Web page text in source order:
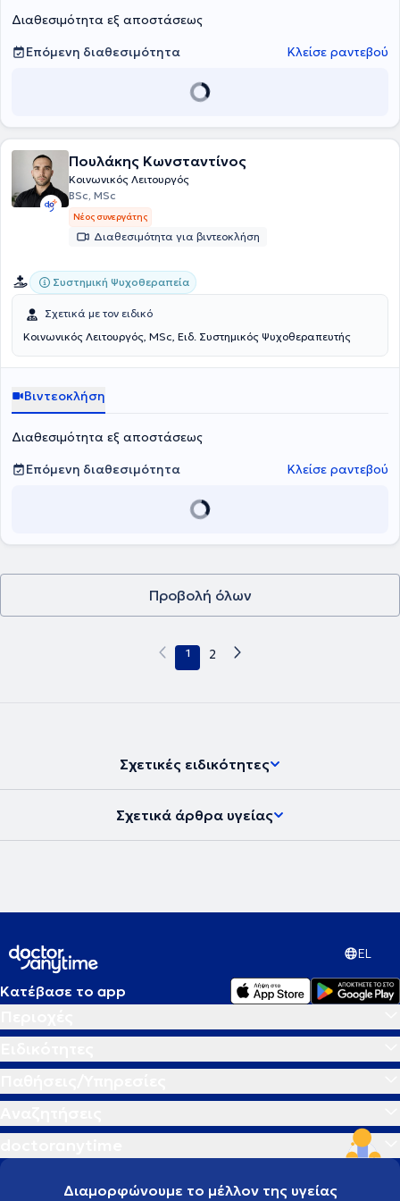
Υποστήριξης.
Διαθεσιμότητα εξ αποστάσεως
Επόμενη διαθεσιμότητα
Κλείσε ραντεβού
Πουλάκης Κωνσταντίνος
Κοινωνικός Λειτουργός
BSc, MSc
Νέος συνεργάτης
Διαθεσιμότητα για βιντεοκλήση
Συστημική Ψυχοθεραπεία
Σχετικά με τον ειδικό
Κοινωνικός Λειτουργός, MSc, Ειδ. Συστημικός Ψυχοθεραπευτής
Βιντεοκλήση
Διαθεσιμότητα εξ αποστάσεως
Επόμενη διαθεσιμότητα
Κλείσε ραντεβού
Προβολή όλων
1 2
Σχετικές ειδικότητες
Σχετικά άρθρα υγείας
EL
Κατέβασε το app
Διαμορφώνουμε το μέλλον της υγείας